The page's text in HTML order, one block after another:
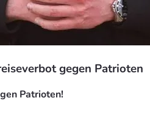
gegen Patrioten
Patrioten!